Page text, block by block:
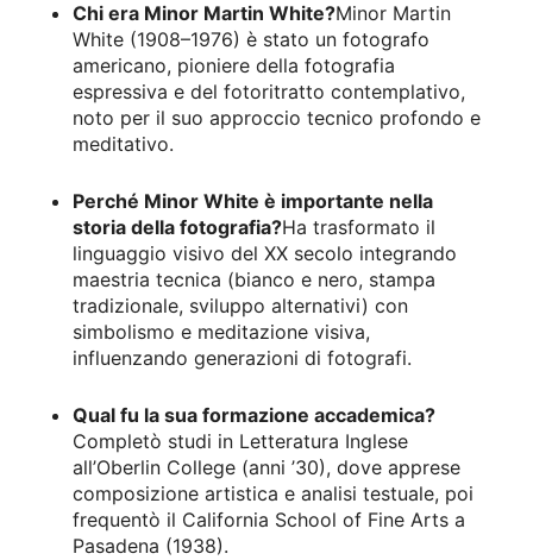
Chi era Minor Martin White?Minor Martin
White (1908–1976) è stato un fotografo
americano, pioniere della fotografia
espressiva e del fotoritratto contemplativo,
noto per il suo approccio tecnico profondo e
meditativo.
Perché Minor White è importante nella
storia della fotografia?Ha trasformato il
linguaggio visivo del XX secolo integrando
maestria tecnica (bianco e nero, stampa
tradizionale, sviluppo alternativi) con
simbolismo e meditazione visiva,
influenzando generazioni di fotografi.
Qual fu la sua formazione accademica?
Completò studi in Letteratura Inglese
all’Oberlin College (anni ’30), dove apprese
composizione artistica e analisi testuale, poi
frequentò il California School of Fine Arts a
Pasadena (1938).